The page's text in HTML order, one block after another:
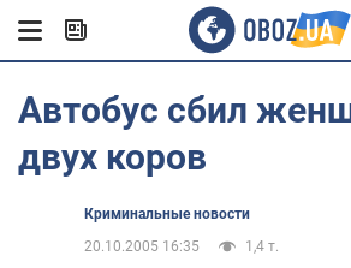
Автобус сбил
двух коров
Криминальные новости
20.10.2005 16:35
1,4 т.